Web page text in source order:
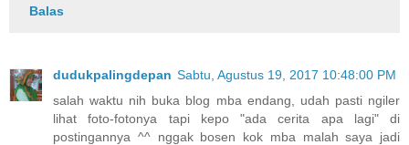
Balas
dudukpalingdepan Sabtu, Agustus 19, 2017 10:48:00 PM
salah waktu nih buka blog mba endang, udah pasti ngiler
lihat foto-fotonya tapi kepo "ada cerita apa lagi" di
postingannya ^^ nggak bosen kok mba malah saya jadi